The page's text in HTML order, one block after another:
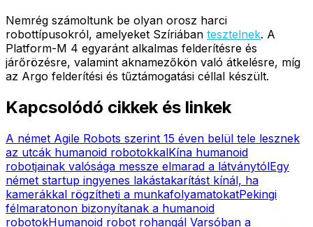
Nemrég számoltunk be olyan orosz harci
robottípusokról, amelyeket Szíriában tesztelnek. A
Platform-M 4 egyaránt alkalmas felderítésre és
járőrözésre, valamint aknamezőkön való átkelésre, míg
az Argo felderítési és tűztámogatási céllal készült.
Kapcsolódó cikkek és linkek
A német Agile Robots szerint 15 éven belül tele lesznek
az utcák humanoid robotokkalKína humanoid
robotjainak valósága messze elmarad a látványtólEgy
német startup ingyenes lakástakarítást kínál, ha
kamerákkal rögzítheti a munkafolyamatokatPekingi
félmaratonon bizonyítanak a humanoid
robotokHumanoid robot rohangál Varsóban a